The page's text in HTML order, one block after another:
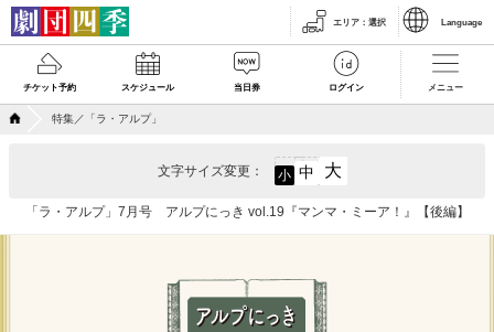
エリア ： 選択 Language
チケット予約 スケジュール 当日券 ログイン メニュー
特集／「ラ・アルプ」
「ラ・アルプ」7月号 アルプにっき vol.19『マンマ・ミーア！』【後編】
文字サイズ変更： 小 中 大